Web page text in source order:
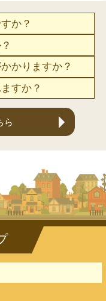
か？
かりますか？
すか？
ら